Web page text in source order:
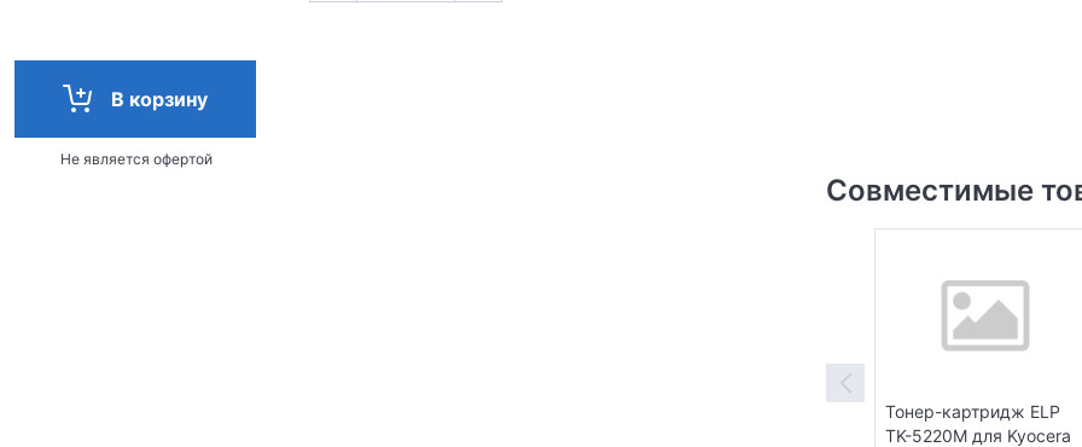
В корзину
Не является офертой
Совместимые
Тонер-картридж ELP
TK-5220M для Kyocera